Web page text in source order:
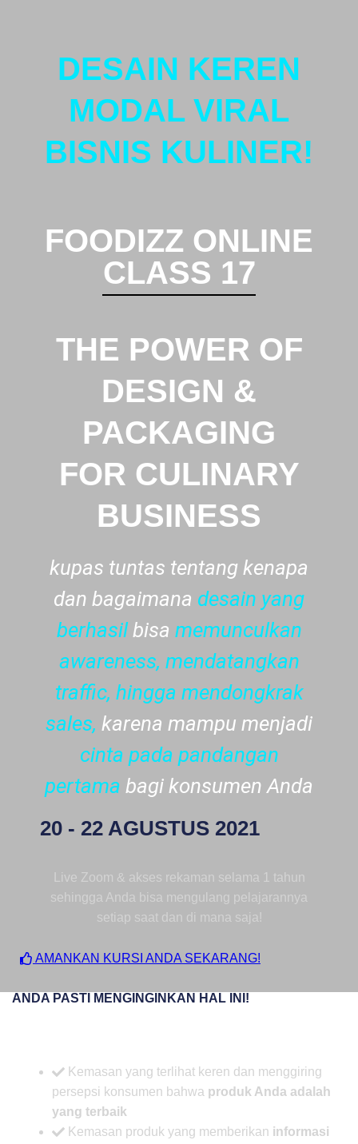
DESAIN KEREN
MODAL VIRAL
BISNIS KULINER!
FOODIZZ ONLINE
CLASS 17
THE POWER OF
DESIGN &
PACKAGING
FOR CULINARY
BUSINESS
kupas tuntas tentang kenapa
dan bagaimana desain yang
berhasilbisa memunculkan
awareness, mendatangkan
traffic, hingga mendongkrak
sales, karena mampu menjadi
cinta pada pandangan
pertama bagi konsumen Anda
20 - 22 AGUSTUS 2021
Live Zoom & akses rekaman selama 1 tahun
sehingga Anda bisa mengulang pelajarannya
setiap saat dan di mana saja!
AMANKAN KURSI ANDA SEKARANG!
ANDA PASTI MENGINGINKAN HAL INI!
Kemasan yang terlihat keren dan menggiring
persepsi konsumen bahwa produk Anda adalah
yang terbaik
Kemasan produk yang memberikan informasi